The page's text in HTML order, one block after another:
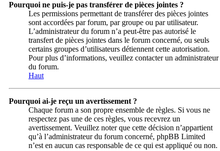
Pourquoi ne puis-je pas transférer de pièces jointes ?
Les permissions permettant de transférer des pièces jointes
sont accordées par forum, par groupe ou par utilisateur.
L’administrateur du forum n’a peut-être pas autorisé le
transfert de pièces jointes dans le forum concerné, ou seuls
certains groupes d’utilisateurs détiennent cette autorisation.
Pour plus d’informations, veuillez contacter un administrateur
du forum.
Haut
Pourquoi ai-je reçu un avertissement ?
Chaque forum a son propre ensemble de règles. Si vous ne
respectez pas une de ces règles, vous recevrez un
avertissement. Veuillez noter que cette décision n’appartient
qu’à l’administrateur du forum concerné, phpBB Limited
n’est en aucun cas responsable de ce qui est appliqué ou non.